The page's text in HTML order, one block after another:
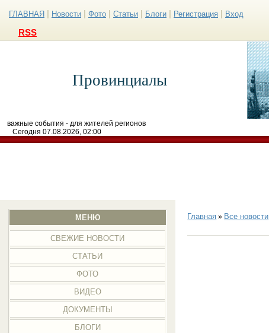
ГЛАВНАЯ Новости Фото Статьи Блоги Регистрация Вход
RSS
Провинциалы
важные события - для жителей регионов
Сегодня 07.08.2026, 02:00
МЕНЮ
СВЕЖИЕ НОВОСТИ
СТАТЬИ
ФОТО
ВИДЕО
ДОКУМЕНТЫ
БЛОГИ
Главная » Все новости